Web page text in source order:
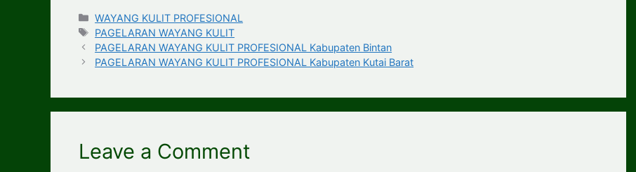
Categories
WAYANG KULIT PROFESIONAL
Tags
PAGELARAN WAYANG KULIT
PAGELARAN WAYANG KULIT PROFESIONAL Kabupaten Bintan
PAGELARAN WAYANG KULIT PROFESIONAL Kabupaten Kutai Barat
Leave a Comment